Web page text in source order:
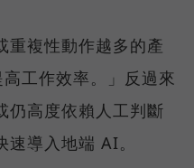
重複性動作越多的產
工作效率。」反過來
仍高度依賴人工判斷
導入地端 AI。